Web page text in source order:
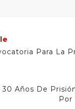
Para La
30 Años De
Por